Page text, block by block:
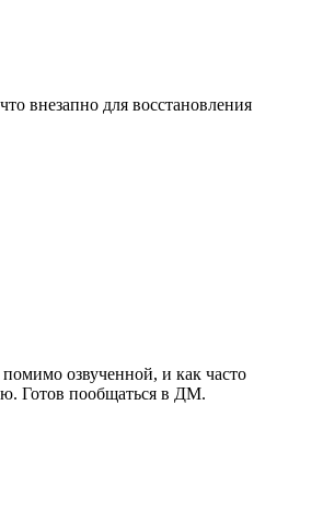
внезапно для восстановления
озвученной, и как часто
Готов пообщаться в ДМ.